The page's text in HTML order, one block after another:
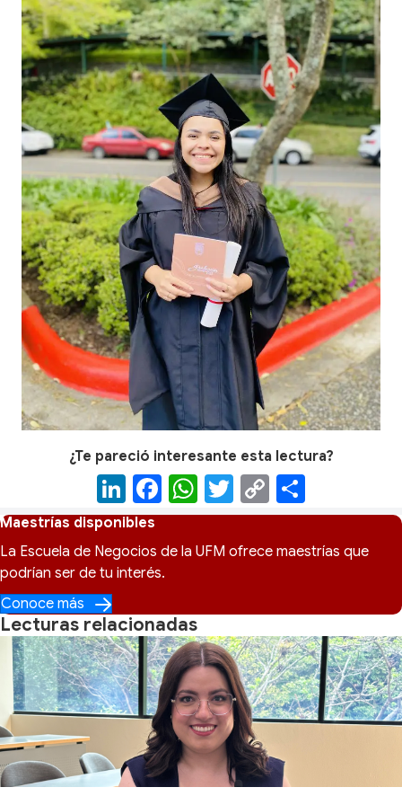
¿Te pareció interesante esta lectura?
Li
n
k
e
n
F
a
c
o
o
k
W
h
at
p
p
T
wi
tt
C
o
p
n
k
o
m
tir
Maestrías disponibles
La Escuela de Negocios de la UFM ofrece maestrías que
podrían ser de tu interés.
Conoce más
Lecturas relacionadas